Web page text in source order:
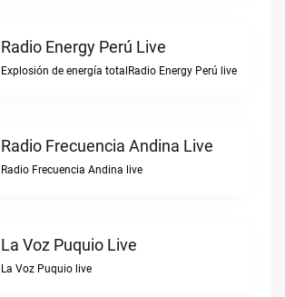
Radio Energy Perú Live
Explosión de energía totalRadio Energy Perú live
Radio Frecuencia Andina Live
Radio Frecuencia Andina live
La Voz Puquio Live
La Voz Puquio live